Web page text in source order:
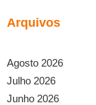
Arquivos
Agosto 2026
Julho 2026
Junho 2026